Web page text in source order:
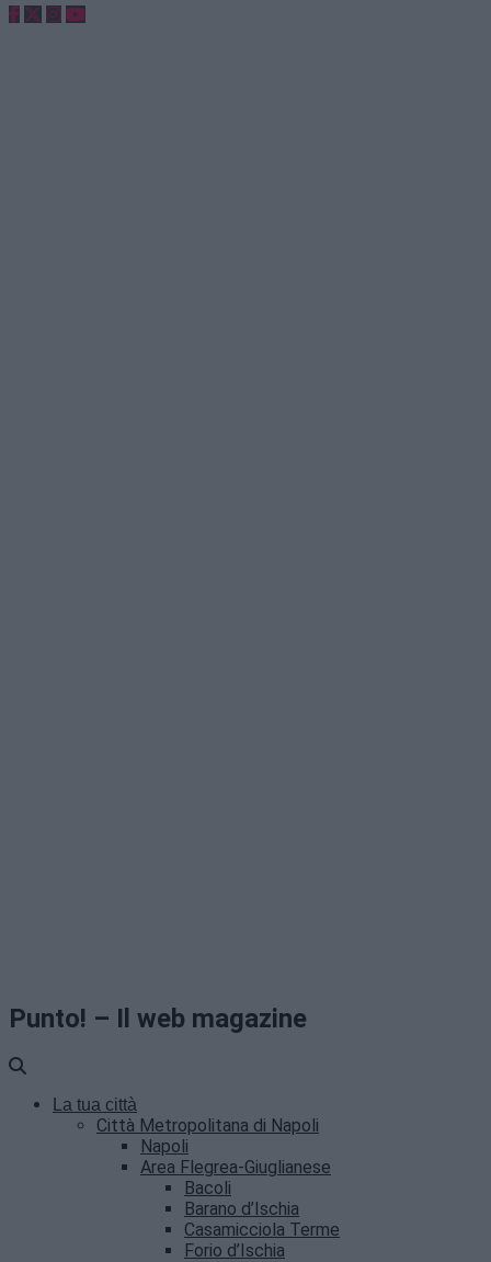
Punto! – Il web magazine
La tua città
Città Metropolitana di Napoli
Napoli
Area Flegrea-Giuglianese
Bacoli
Barano d’Ischia
Casamicciola Terme
Forio d’Ischia